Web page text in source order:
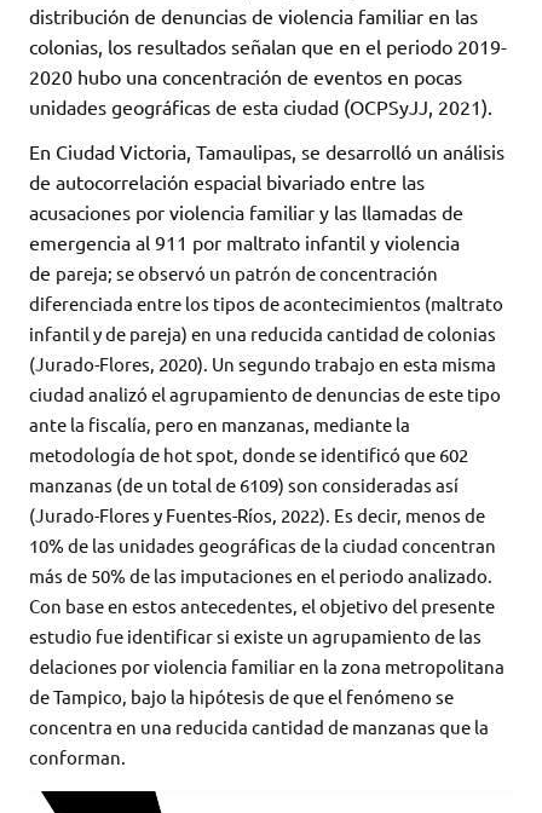
distribución de denuncias de violencia familiar en las
colonias, los resultados señalan que en el periodo 2019-
2020 hubo una concentración de eventos en pocas
unidades geográficas de esta ciudad (OCPSyJJ, 2021).
En Ciudad Victoria, Tamaulipas, se desarrolló un análisis
de autocorrelación espacial bivariado entre las
acusaciones por violencia familiar y las llamadas de
emergencia al 911 por maltrato infantil y violencia
de pareja; se observó un patrón de concentración
diferenciada entre los tipos de acontecimientos (maltrato
infantil y de pareja) en una reducida cantidad de colonias
(Jurado-Flores, 2020). Un segundo trabajo en esta misma
ciudad analizó el agrupamiento de denuncias de este tipo
ante la fiscalía, pero en manzanas, mediante la
metodología de hot spot, donde se identificó que 602
manzanas (de un total de 6109) son consideradas así
(Jurado-Flores y Fuentes-Ríos, 2022). Es decir, menos de
10% de las unidades geográficas de la ciudad concentran
más de 50% de las imputaciones en el periodo analizado.
Con base en estos antecedentes, el objetivo del presente
estudio fue identificar si existe un agrupamiento de las
delaciones por violencia familiar en la zona metropolitana
de Tampico, bajo la hipótesis de que el fenómeno se
concentra en una reducida cantidad de manzanas que la
conforman.